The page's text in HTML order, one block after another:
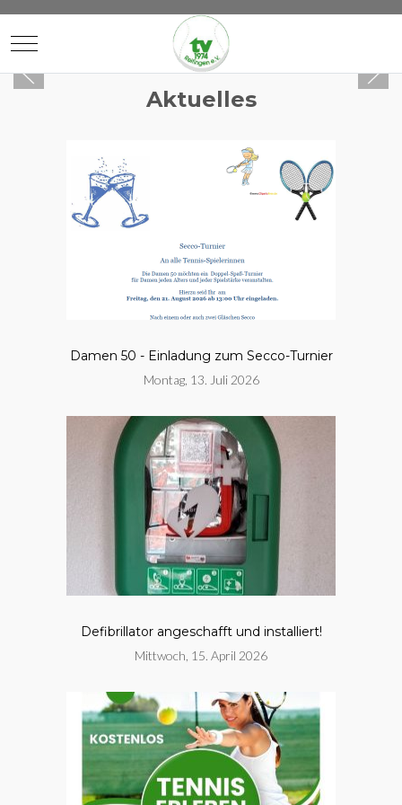
Mobile Menu Toggle
Aktuelles
Damen 50 - Einladung zum Secco-Turnier
Montag, 13. Juli 2026
Defibrillator angeschafft und installiert!
Mittwoch, 15. April 2026